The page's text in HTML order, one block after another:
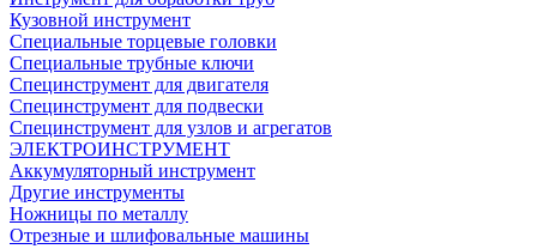
Кузовной инструмент
Специальные торцевые головки
Специальные трубные ключи
Специнструмент для двигателя
Специнструмент для подвески
Специнструмент для узлов и агрегатов
ЭЛЕКТРОИНСТРУМЕНТ
Аккумуляторный инструмент
Другие инструменты
Ножницы по металлу
Отрезные и шлифовальные машины